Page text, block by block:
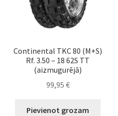
Continental TKC 80 (M+S)
Rf. 3.50 – 18 62S TT
(aizmugurējā)
99,95 €
Pievienot grozam